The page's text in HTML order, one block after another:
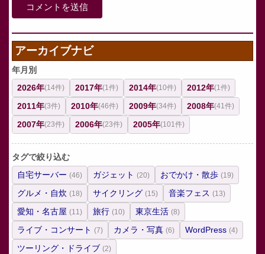
アーカイブナビ
年月別
2026年(14件) 2017年(1件) 2014年(10件) 2012年(1件)
2011年(3件) 2010年(46件) 2009年(34件) 2008年(41件)
2007年(23件) 2006年(23件) 2005年(101件)
タグで絞り込む
自宅サーバー (46) ガジェット (20) おでかけ・散歩 (19)
グルメ・自炊 (18) サイクリング (15) 音楽フェス (13)
愛知・名古屋 (11) 旅行 (10) 東京生活 (8)
ライブ・コンサート (7) カメラ・写真 (6) WordPress (4)
ツーリング・ドライブ (2)